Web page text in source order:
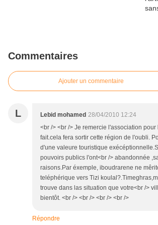
Commentaires
Ajouter un commentaire
L Lebid mohamed 28/04/2010 12:24
<br /> <br /> Je remercie l'association pour
fait.cela fera sortir cette région de l'oubli.
d'une valeure touristique
pouvoirs publics l'ont<br /> abandonnée
raisons.Par éxemple, iboudrarene ne
teléphérique vers Tizi
trouve dans las situation que votre<br />
bientôt. <br /> <br /> <br /> <br />
Répondre